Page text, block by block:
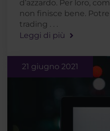
d’azzardo. Per loro,
non finisce bene.
trading . . .
Leggi di più
21 giugno 2021